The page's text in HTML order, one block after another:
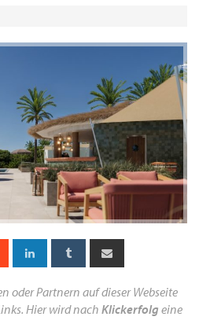
oder Partnern auf dieser Webseite
Hier wird nach Klickerfolg eine